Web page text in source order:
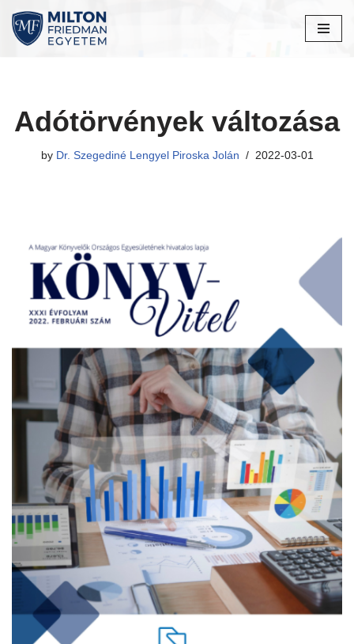
Skip
Adótörvények változása
by Dr. Szegediné Lengyel Piroska Jolán 2022-03-01